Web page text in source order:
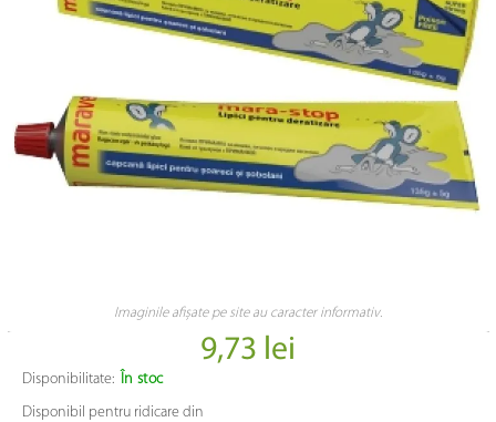
Imaginile afișate pe site au caracter informativ.
9,73 lei
Disponibilitate:
În stoc
Disponibil pentru ridicare din